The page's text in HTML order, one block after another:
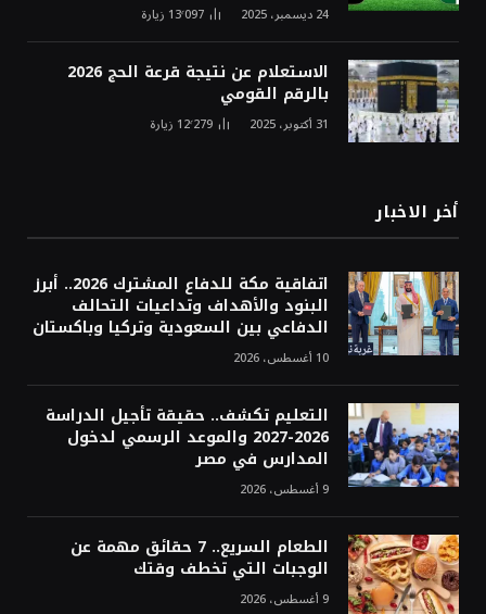
24 ديسمبر، 2025 13٬097 زيارة
الاستعلام عن نتيجة قرعة الحج 2026
بالرقم القومي
31 أكتوبر، 2025 12٬279 زيارة
أخر الاخبار
اتفاقية مكة للدفاع المشترك 2026.. أبرز
البنود والأهداف وتداعيات التحالف
الدفاعي بين السعودية وتركيا وباكستان
10 أغسطس، 2026
التعليم تكشف.. حقيقة تأجيل الدراسة
2026-2027 والموعد الرسمي لدخول
المدارس في مصر
9 أغسطس، 2026
الطعام السريع.. 7 حقائق مهمة عن
الوجبات التي تخطف وقتك
9 أغسطس، 2026